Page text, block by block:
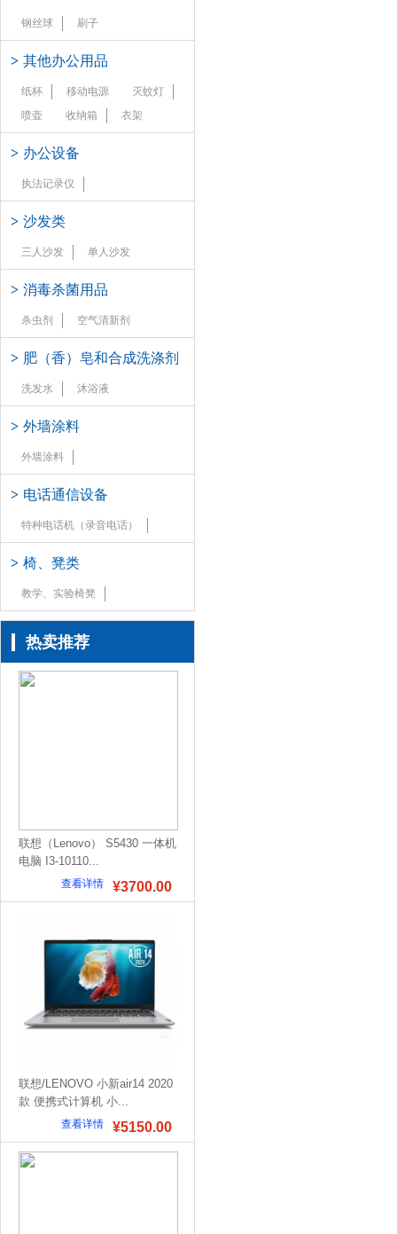
钢丝球 刷子
> 其他办公用品
纸杯 移动电源
灭蚊灯
喷壶
收纳箱 衣架
> 办公设备
执法记录仪
> 沙发类
三人沙发 单人沙发
> 消毒杀菌用品
杀虫剂 空气清新剂
> 肥（香）皂和合成洗涤剂
洗发水 沐浴液
> 外墙涂料
外墙涂料
> 电话通信设备
特种电话机（录音电话）
> 椅、凳类
教学、实验椅凳
热卖推荐
联想（Lenovo） S5430 一体机
电脑 I3-10110...
¥3700.00
查看详情
联想/LENOVO 小新air14 2020
款 便携式计算机 小...
¥5150.00
查看详情